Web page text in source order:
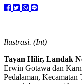
Ilustrasi. (Int)
Tayan Hilir, Landak
Erwin Gotawa dan
Pedalaman,